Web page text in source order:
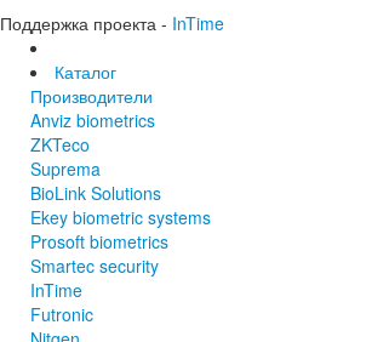
Поддержка проекта - InTime
Каталог
Производители
Anviz biometrics
ZKTeco
Suprema
BioLink Solutions
Ekey biometric systems
Prosoft biometrics
Smartec security
InTime
Futronic